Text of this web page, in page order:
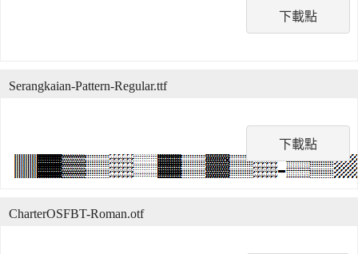
下載點
下載點
Serangkaian-Pattern-Regular.ttf
CharterOSFBT-Roman.otf